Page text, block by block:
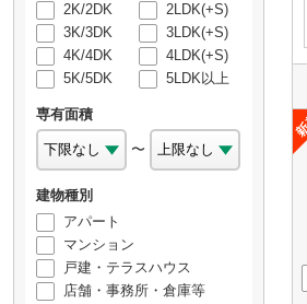
2K/2DK
2LDK(+S)
3K/3DK
3LDK(+S)
4K/4DK
4LDK(+S)
5K/5DK
5LDK以上
専有面積
〜
建物種別
アパート
マンション
戸建・テラスハウス
店舗・事務所・倉庫等